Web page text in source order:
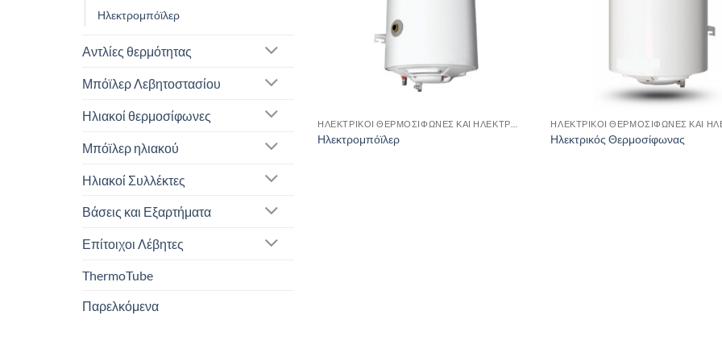
Ηλεκτρομπόϊλερ
Αντλίες θερμότητας
Μπόϊλερ Λεβητοστασίου
Ηλιακοί θερμοσίφωνες
Μπόϊλερ ηλιακού
Ηλιακοί Συλλέκτες
Βάσεις και Εξαρτήματα
Επίτοιχοι Λέβητες
ThermoTube
Παρελκόμενα
Ηλεκτρομπόϊλερ Ηλεκτρικός Θερμοσίφωνας